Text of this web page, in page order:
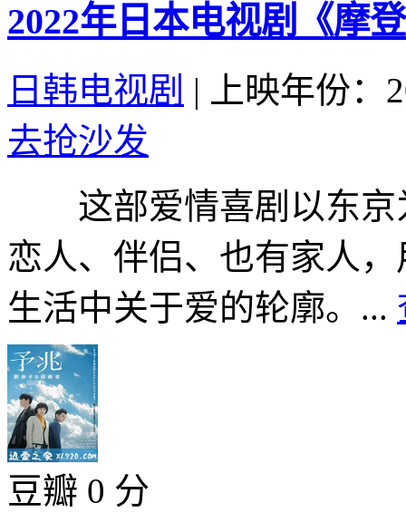
2022年日本电视剧《摩
日韩电视剧 |
上映年份：
去抢沙发
这部爱情喜剧以东京
恋人、伴侣、也有家人
生活中关于爱的轮廓。...
豆瓣 0 分